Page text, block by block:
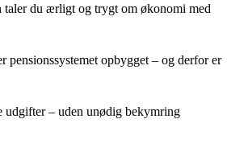
taler du ærligt og trygt om økonomi med
pensionssystemet opbygget – og derfor er
udgifter – uden unødig bekymring